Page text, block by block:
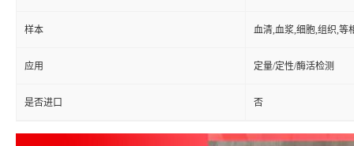
样本 血清,血浆,细胞,组织,等
应用 定量/定性/酶活检测
是否进口 否